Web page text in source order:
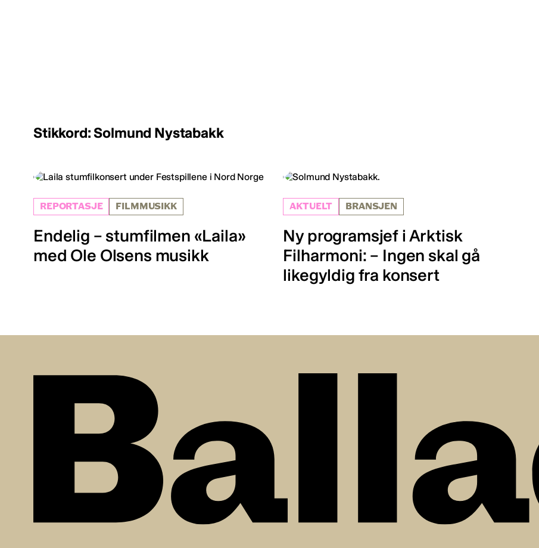
Stikkord: Solmund Nystabakk
REPORTASJE FILMMUSIKK
Endelig – stumfilmen «Laila»
med Ole Olsens musikk
AKTUELT BRANSJEN
Ny programsjef i Arktisk
Filharmoni: – Ingen skal gå
likegyldig fra konsert